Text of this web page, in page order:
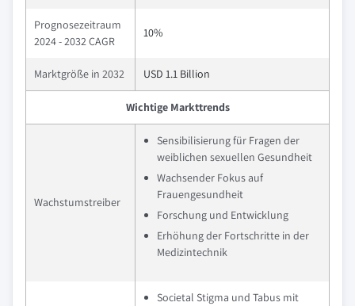
Prognosezeitraum
2024 - 2032 CAGR
10%
Marktgröße in 2032 USD 1.1 Billion
Wichtige Markttrends
Wachstumstreiber
Sensibilisierung für Fragen der
weiblichen sexuellen Gesundheit
Wachsender Fokus auf
Frauengesundheit
Forschung und Entwicklung
Erhöhung der Fortschritte in der
Medizintechnik
Societal Stigma und Tabus mit